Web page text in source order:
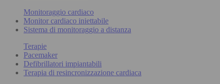
Monitoraggio cardiaco
Monitor cardiaco iniettabile
Sistema di monitoraggio a distanza
Terapie
Pacemaker
Defibrillatori impiantabili
Terapia di resincronizzazione cardiaca